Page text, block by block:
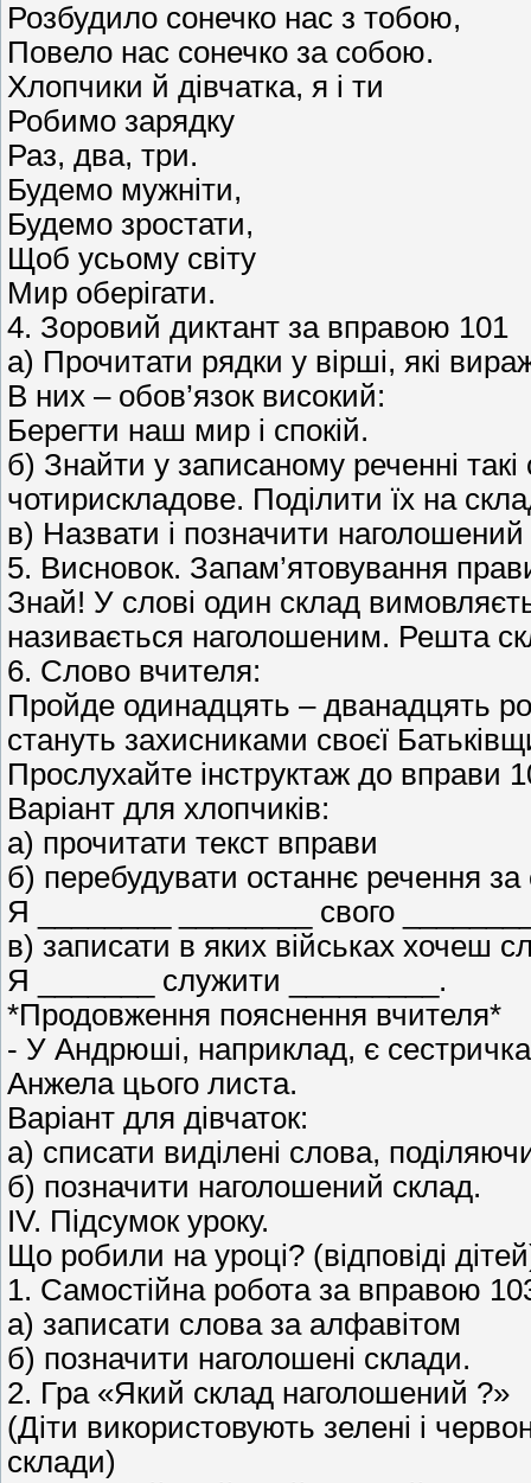
Розбудило сонечко нас з тобою,
Повело нас сонечко за собою.
Хлопчики й дівчатка, я і ти
Робимо зарядку
Раз, два, три.
Будемо мужніти,
Будемо зростати,
Щоб усьому світу
Мир оберігати.
4. Зоровий диктант за вправою 101
a) Прочитати рядки у вірші, які
В них – обов’язок високий:
Берегти наш мир і спокій.
б) Знайти у записаному реченні
чотирискладове. Поділити їх на
в) Назвати і позначити наголошений
5. Висновок. Запам’ятовування
Знай! У слові один склад
називається наголошеним. Решта
6. Слово вчителя:
Пройде одинадцять – дванадцять
стануть захисниками своєї
Прослухайте інструктаж до вправи
Варіант для хлопчиків:
а) прочитати текст вправи
б) перебудувати останнє речення за
Я ________ ________ свого
в) записати в яких військах хочеш
Я _______ служити _________.
*Продовження пояснення вчителя*
- У Андрюші, наприклад, є
Анжела цього листа.
Варіант для дівчаток:
а) списати виділені слова,
б) позначити наголошений склад.
ΙV. Підсумок уроку.
Що робили на уроці? (відповіді
1. Самостійна робота за вправою
а) записати слова за алфавітом
б) позначити наголошені склади.
2. Гра «Який склад наголошений ?»
(Діти використовують зелені і
склади)